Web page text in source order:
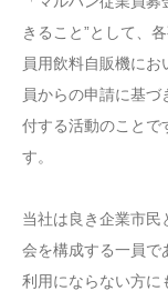
きること”として、
員用飲料自販機に
員からの申請に基
付する活動のことで
す。
当社は良き企業市民
会を構成する一員で
利用にならない方に